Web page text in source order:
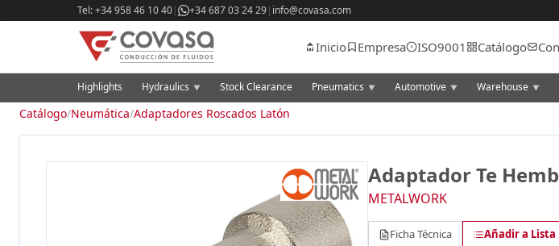
Tel: +34 958 46 10 40| +34 687 03 24 29| info@covasa.com
Inicio Empresa ISO9001 Catálogo
Highlights Hydraulics ▼ Stock Clearance Pneumatics ▼ Automotive ▼ Warehouse ▼
Catálogo/Neumática/Adaptadores Roscados Latón
Adaptador Te
METALWORK
Ficha Técnica Añadir a Lista